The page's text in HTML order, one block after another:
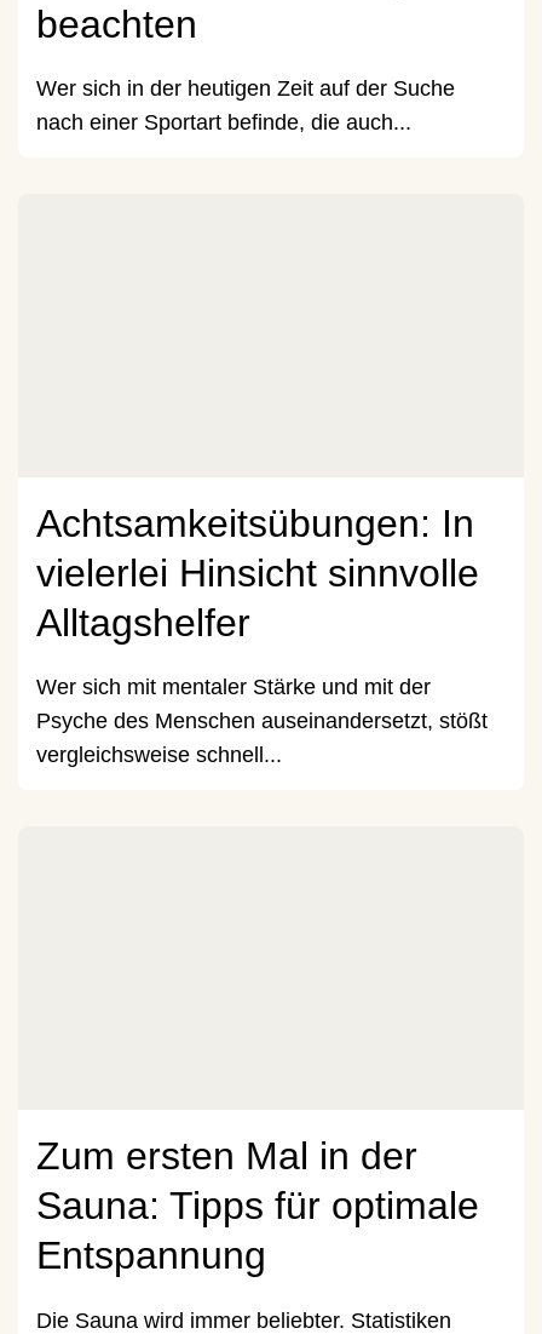
beachten
Wer sich in der heutigen Zeit auf der Suche
nach einer Sportart befinde, die auch...
Achtsamkeitsübungen: In
vielerlei Hinsicht sinnvolle
Alltagshelfer
Wer sich mit mentaler Stärke und mit der
Psyche des Menschen auseinandersetzt, stößt
vergleichsweise schnell...
Zum ersten Mal in der
Sauna: Tipps für optimale
Entspannung
Die Sauna wird immer beliebter. Statistiken